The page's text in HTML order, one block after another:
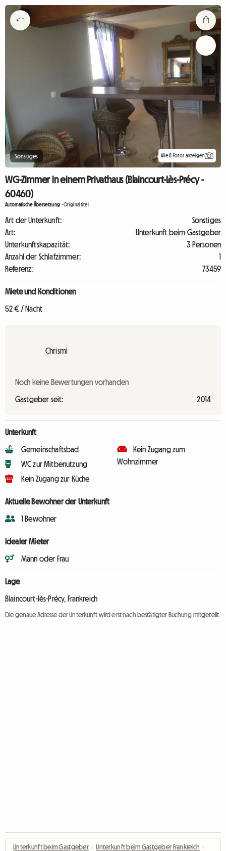
Sonstiges Alle 8 Fotos anzeigen
WG-Zimmer in einem Privathaus (Blaincourt-Lès-Précy -
60460)
Automatische Übersetzung -Originaltitel
Art der Unterkunft:
Sonstiges
Art:
Unterkunft beim Gastgeber
Unterkunftskapazität:
3 Personen
Anzahl der Schlafzimmer:
1
Referenz:
73459
Miete und Konditionen
52 € / Nacht
Chrismi
Noch keine Bewertungen vorhanden
Gastgeber seit: 2014
Unterkunft
Gemeinschaftsbad
WC zur Mitbenutzung
Kein Zugang zur Küche
Kein Zugang zum
Wohnzimmer
Aktuelle Bewohner der Unterkunft
1 Bewohner
Idealer Mieter
Mann oder Frau
Lage
Blaincourt-lès-Précy, Frankreich
Die genaue Adresse der Unterkunft wird erst nach bestätigter Buchung mitgeteilt.
Unterkunft beim Gastgeber › Unterkunft beim Gastgeber Frankreich ›